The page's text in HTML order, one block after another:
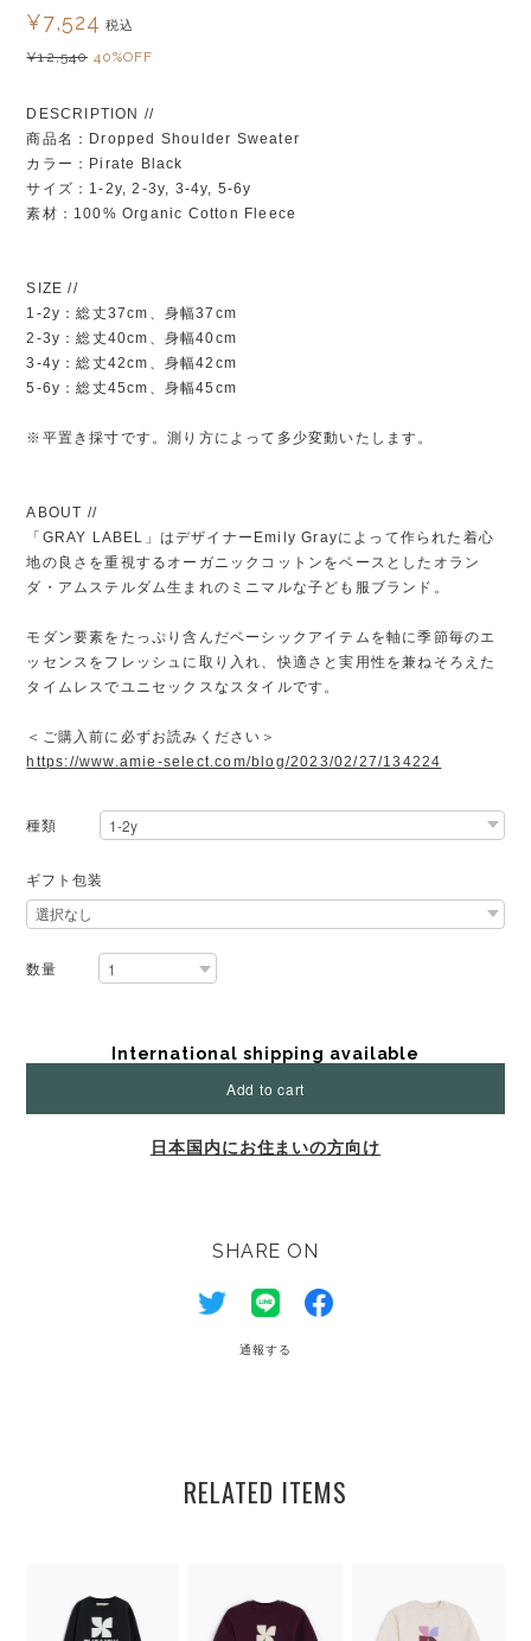
¥7,524 税込
¥12,540 40%OFF
DESCRIPTION //
商品名：Dropped Shoulder Sweater
カラー：Pirate Black
サイズ：1-2y, 2-3y, 3-4y, 5-6y
素材：100% Organic Cotton Fleece
SIZE //
1-2y：総丈37cm、身幅37cm
2-3y：総丈40cm、身幅40cm
3-4y：総丈42cm、身幅42cm
5-6y：総丈45cm、身幅45cm
※平置き採寸です。測り方によって多少変動いたします。
ABOUT //
「GRAY LABEL」はデザイナーEmily Grayによって作られた着心
地の良さを重視するオーガニックコットンをベースとしたオラン
ダ・アムステルダム生まれのミニマルな子ども服ブランド。
モダン要素をたっぷり含んだベーシックアイテムを軸に季節毎のエ
ッセンスをフレッシュに取り入れ、快適さと実用性を兼ねそろえた
タイムレスでユニセックスなスタイルです。
＜ご購入前に必ずお読みください＞
https://www.amie-select.com/blog/2023/02/27/134224
種類
ギフト包装
数量
International shipping available
Add to cart
日本国内にお住まいの方向け
SHARE ON
通報する
RELATED ITEMS